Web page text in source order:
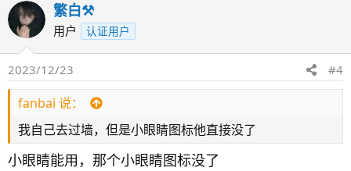
繁白⚒️
用户 认证用户
2023/12/23 #4
fanbai 说：
我自己去过墙，但是小眼睛图标他直接没了
小眼睛能用，那个小眼睛图标没了